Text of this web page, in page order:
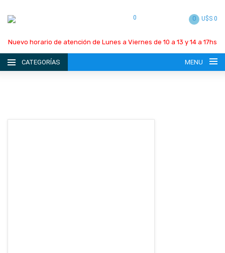
0 0 U$S 0
Nuevo horario de atención de Lunes a Viernes de 10 a 13 y 14 a 17hs
CATEGORÍAS MENU